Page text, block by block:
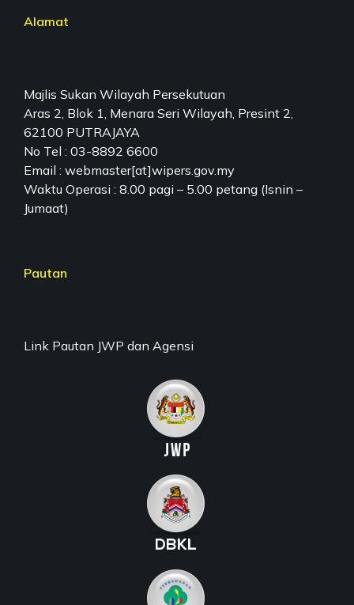
Alamat
Majlis Sukan Wilayah Persekutuan
Aras 2, Blok 1, Menara Seri Wilayah, Presint 2,
62100 PUTRAJAYA
No Tel : 03-8892 6600
Email : webmaster[at]wipers.gov.my
Waktu Operasi : 8.00 pagi – 5.00 petang (Isnin –
Jumaat)
Pautan
Link Pautan JWP dan Agensi